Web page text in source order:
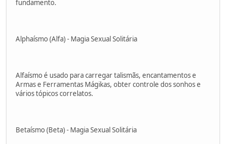
fundamento.
Alphaísmo (Alfa) - Magia Sexual Solitária
Alfaísmo é usado para carregar talismãs, encantamentos e
Armas e Ferramentas Mágikas, obter controle dos sonhos e
vários tópicos correlatos.
Betaísmo (Beta) - Magia Sexual Solitária